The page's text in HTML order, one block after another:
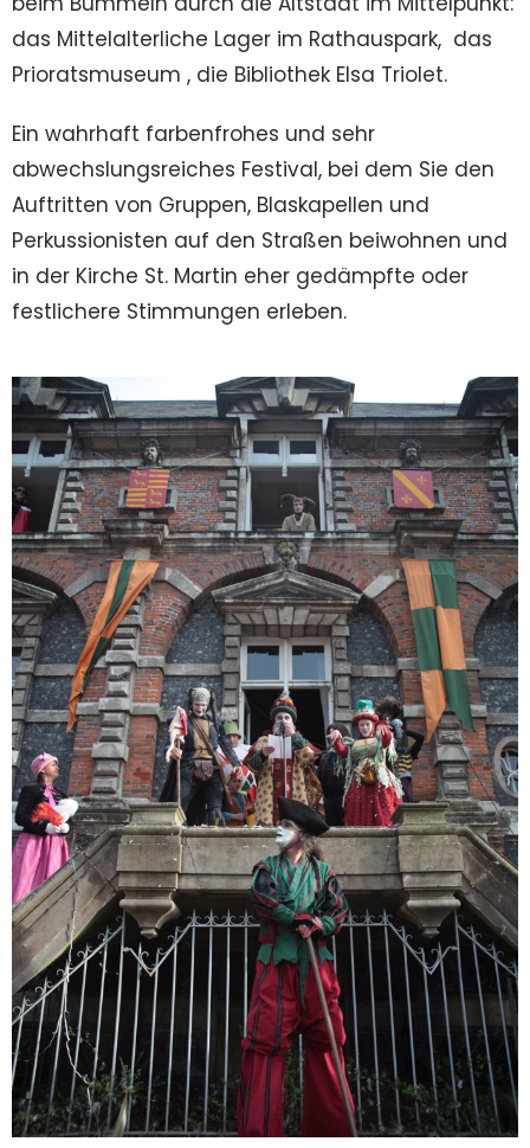
das Mittelalterliche Lager im Rathauspark, das
Prioratsmuseum , die Bibliothek Elsa Triolet.
Ein wahrhaft farbenfrohes und sehr
abwechslungsreiches Festival, bei dem Sie den
Auftritten von Gruppen, Blaskapellen und
Perkussionisten auf den Straßen beiwohnen und
in der Kirche St. Martin eher gedämpfte oder
festlichere Stimmungen erleben.